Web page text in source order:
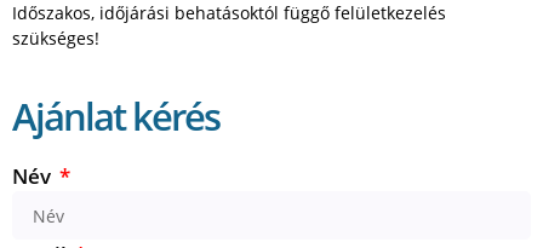
Időszakos, időjárási behatásoktól függő felületkezelés
szükséges!
Ajánlat kérés
Név